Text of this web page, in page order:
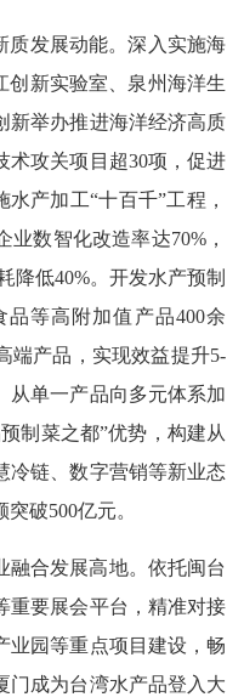
质发展动能。深入实施海
创新实验室、泉州海洋生
新举办推进海洋经济高质
术攻关项目超30项，促进
产加工“十百千”工程，
数智化改造率达70%，
降低40%。开发水产预制
等高附加值产品400余
端产品，实现效益提升5-
从单一产品向多元体系加
制菜之都”优势，构建从
冷链、数字营销等新业态
破500亿元。
融合发展高地。依托闽台
重要展会平台，精准对接
业园等重点项目建设，畅
门成为台湾水产品登入大